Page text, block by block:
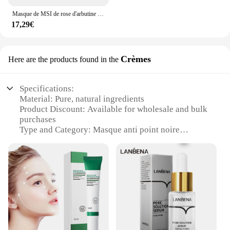
Masque de MSI de rose d'arbutine pour les soins de la peau du visage, masques hydrojelly, Peel Off, vitamine C, acide hyaluronique, masque de boue d'or 24K, poudre de bricolage, 650g
17,29€
Here are the products found in the Crèmes
Specifications:
Material: Pure, natural ingredients
Product Discount: Available for wholesale and bulk
purchases
Type and Category: Masque anti point noire
Design and Style: Elegant, minimalist packaging
Usage and Purpose: Specifically designed to target
dark spots and even skin tone
Typical Adaptive Scenario: Suitable for all skin
types and tones
Shape or Size or Weight or Quantity: Comes in a
convenient set for sale